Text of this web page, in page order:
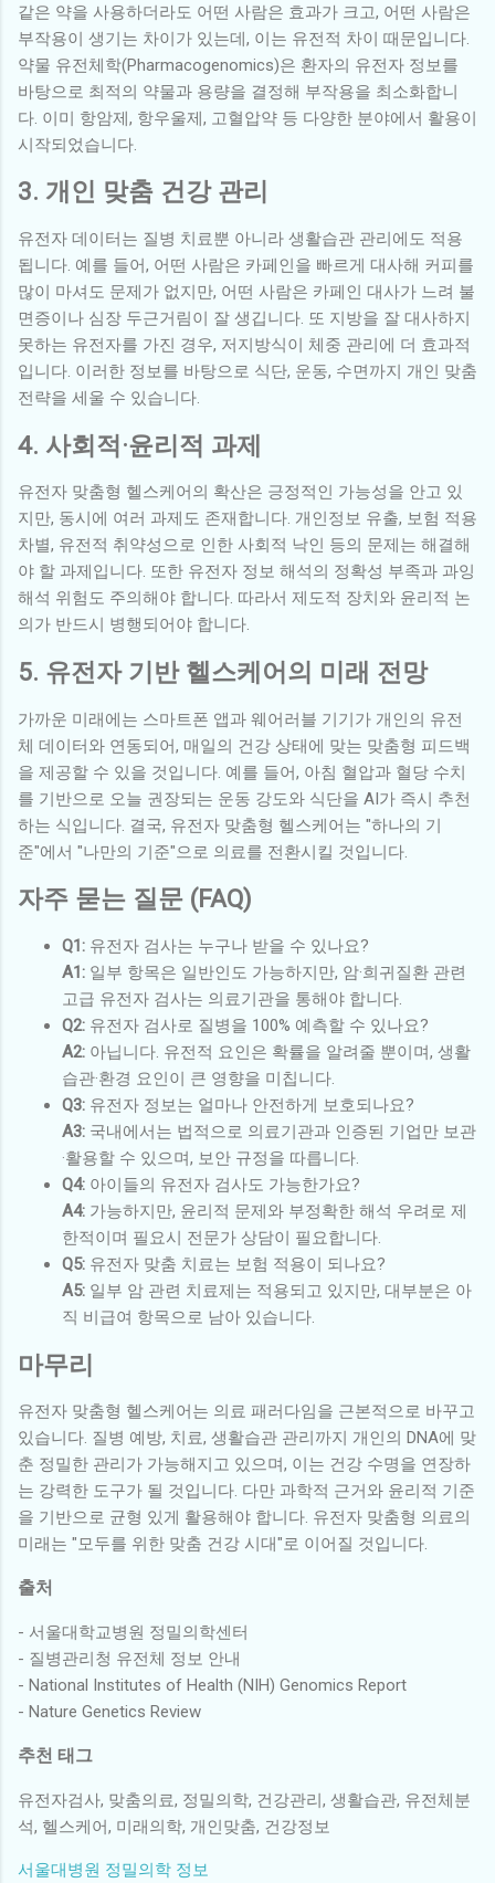
같은 약을 사용하더라도 어떤 사람은 효과가 크고, 어떤 사람은
부작용이 생기는 차이가 있는데, 이는 유전적 차이 때문입니다.
약물 유전체학(Pharmacogenomics)은 환자의 유전자 정보를
바탕으로 최적의 약물과 용량을 결정해 부작용을 최소화합니
다. 이미 항암제, 항우울제, 고혈압약 등 다양한 분야에서 활용이
시작되었습니다.
3. 개인 맞춤 건강 관리
유전자 데이터는 질병 치료뿐 아니라 생활습관 관리에도 적용
됩니다. 예를 들어, 어떤 사람은 카페인을 빠르게 대사해 커피를
많이 마셔도 문제가 없지만, 어떤 사람은 카페인 대사가 느려 불
면증이나 심장 두근거림이 잘 생깁니다. 또 지방을 잘 대사하지
못하는 유전자를 가진 경우, 저지방식이 체중 관리에 더 효과적
입니다. 이러한 정보를 바탕으로 식단, 운동, 수면까지 개인 맞춤
전략을 세울 수 있습니다.
4. 사회적·윤리적 과제
유전자 맞춤형 헬스케어의 확산은 긍정적인 가능성을 안고 있
지만, 동시에 여러 과제도 존재합니다. 개인정보 유출, 보험 적용
차별, 유전적 취약성으로 인한 사회적 낙인 등의 문제는 해결해
야 할 과제입니다. 또한 유전자 정보 해석의 정확성 부족과 과잉
해석 위험도 주의해야 합니다. 따라서 제도적 장치와 윤리적 논
의가 반드시 병행되어야 합니다.
5. 유전자 기반 헬스케어의 미래 전망
가까운 미래에는 스마트폰 앱과 웨어러블 기기가 개인의 유전
체 데이터와 연동되어, 매일의 건강 상태에 맞는 맞춤형 피드백
을 제공할 수 있을 것입니다. 예를 들어, 아침 혈압과 혈당 수치
를 기반으로 오늘 권장되는 운동 강도와 식단을 AI가 즉시 추천
하는 식입니다. 결국, 유전자 맞춤형 헬스케어는 "하나의 기
준"에서 "나만의 기준"으로 의료를 전환시킬 것입니다.
자주 묻는 질문 (FAQ)
Q1: 유전자 검사는 누구나 받을 수 있나요?
A1: 일부 항목은 일반인도 가능하지만, 암·희귀질환 관련
고급 유전자 검사는 의료기관을 통해야 합니다.
Q2: 유전자 검사로 질병을 100% 예측할 수 있나요?
A2: 아닙니다. 유전적 요인은 확률을 알려줄 뿐이며, 생활
습관·환경 요인이 큰 영향을 미칩니다.
Q3: 유전자 정보는 얼마나 안전하게 보호되나요?
A3: 국내에서는 법적으로 의료기관과 인증된 기업만 보관
·활용할 수 있으며, 보안 규정을 따릅니다.
Q4: 아이들의 유전자 검사도 가능한가요?
A4: 가능하지만, 윤리적 문제와 부정확한 해석 우려로 제
한적이며 필요시 전문가 상담이 필요합니다.
Q5: 유전자 맞춤 치료는 보험 적용이 되나요?
A5: 일부 암 관련 치료제는 적용되고 있지만, 대부분은 아
직 비급여 항목으로 남아 있습니다.
마무리
유전자 맞춤형 헬스케어는 의료 패러다임을 근본적으로 바꾸고
있습니다. 질병 예방, 치료, 생활습관 관리까지 개인의 DNA에 맞
춘 정밀한 관리가 가능해지고 있으며, 이는 건강 수명을 연장하
는 강력한 도구가 될 것입니다. 다만 과학적 근거와 윤리적 기준
을 기반으로 균형 있게 활용해야 합니다. 유전자 맞춤형 의료의
미래는 "모두를 위한 맞춤 건강 시대"로 이어질 것입니다.
출처
- 서울대학교병원 정밀의학센터
- 질병관리청 유전체 정보 안내
- National Institutes of Health (NIH) Genomics Report
- Nature Genetics Review
추천 태그
유전자검사, 맞춤의료, 정밀의학, 건강관리, 생활습관, 유전체분
석, 헬스케어, 미래의학, 개인맞춤, 건강정보
서울대병원 정밀의학 정보